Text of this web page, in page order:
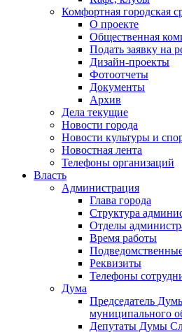
Комфортная городская
О проекте
Общественная
Подать заявку на
Дизайн-проекты
Фотоотчеты
Документы
Архив
Дела текущие
Новости города
Новости культуры и
Новостная лента
Телефоны организаций
Власть
Администрация
Глава города
Структура
Отделы
Время работы
Реквизиты
Телефоны
Дума
Председатель
муниципального
Депутаты Думы